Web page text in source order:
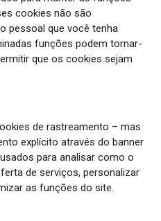
cookies não são
pessoal que você tenha
funções podem tornar-
que os cookies sejam
de rastreamento – mas
explícito através do banner
para analisar como o
de serviços, personalizar
as funções do site.